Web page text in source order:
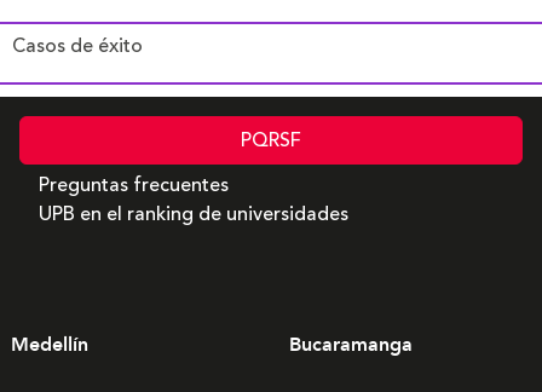
Casos de éxito
PQRSF
Preguntas frecuentes
UPB en el ranking de universidades
Medellín Bucaramanga